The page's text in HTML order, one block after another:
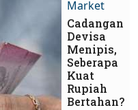
Market
Cadangan
Devisa
Menipis,
Seberapa
Kuat
Rupiah
Bertahan?